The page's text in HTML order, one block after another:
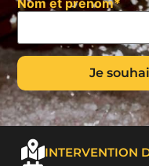
INTERVENTION